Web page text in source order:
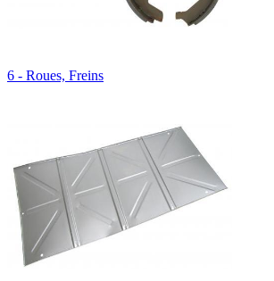
6 - Roues, Freins